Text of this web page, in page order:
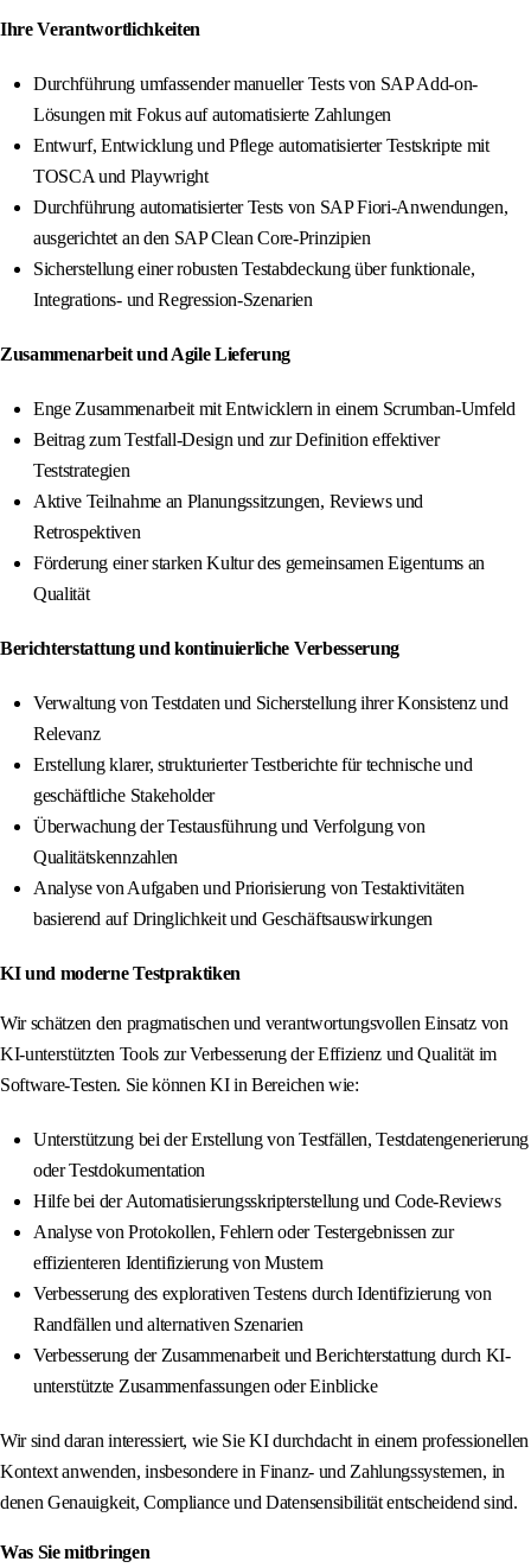
Ihre Verantwortlichkeiten
Durchführung umfassender manueller Tests von SAP Add-on-
Lösungen mit Fokus auf automatisierte Zahlungen
Entwurf, Entwicklung und Pflege automatisierter Testskripte mit
TOSCA und Playwright
Durchführung automatisierter Tests von SAP Fiori-Anwendungen,
ausgerichtet an den SAP Clean Core-Prinzipien
Sicherstellung einer robusten Testabdeckung über funktionale,
Integrations- und Regression-Szenarien
Zusammenarbeit und Agile Lieferung
Enge Zusammenarbeit mit Entwicklern in einem Scrumban-Umfeld
Beitrag zum Testfall-Design und zur Definition effektiver
Teststrategien
Aktive Teilnahme an Planungssitzungen, Reviews und
Retrospektiven
Förderung einer starken Kultur des gemeinsamen Eigentums an
Qualität
Berichterstattung und kontinuierliche Verbesserung
Verwaltung von Testdaten und Sicherstellung ihrer Konsistenz und
Relevanz
Erstellung klarer, strukturierter Testberichte für technische und
geschäftliche Stakeholder
Überwachung der Testausführung und Verfolgung von
Qualitätskennzahlen
Analyse von Aufgaben und Priorisierung von Testaktivitäten
basierend auf Dringlichkeit und Geschäftsauswirkungen
KI und moderne Testpraktiken
Wir schätzen den pragmatischen und verantwortungsvollen Einsatz von
KI-unterstützten Tools zur Verbesserung der Effizienz und Qualität im
Software-Testen. Sie können KI in Bereichen wie:
Unterstützung bei der Erstellung von Testfällen, Testdatengenerierung
oder Testdokumentation
Hilfe bei der Automatisierungsskripterstellung und Code-Reviews
Analyse von Protokollen, Fehlern oder Testergebnissen zur
effizienteren Identifizierung von Mustern
Verbesserung des explorativen Testens durch Identifizierung von
Randfällen und alternativen Szenarien
Verbesserung der Zusammenarbeit und Berichterstattung durch KI-
unterstützte Zusammenfassungen oder Einblicke
Wir sind daran interessiert, wie Sie KI durchdacht in einem professionellen
Kontext anwenden, insbesondere in Finanz- und Zahlungssystemen, in
denen Genauigkeit, Compliance und Datensensibilität entscheidend sind.
Was Sie mitbringen